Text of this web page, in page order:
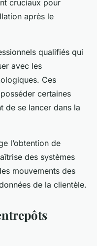
cruciaux pour
après le
qualifiés qui
avec les
Ces
certaines
de se lancer dans la
l’obtention de
des systèmes
mouvements des
de la clientèle.